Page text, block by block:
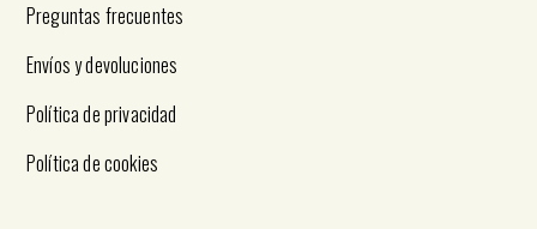
Preguntas frecuentes
Envíos y devoluciones
Política de privacidad
Política de cookies